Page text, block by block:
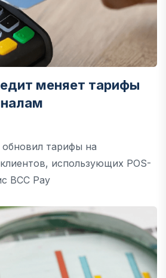
меняет тарифы
тарифы на
использующих POS-
BCC Pay